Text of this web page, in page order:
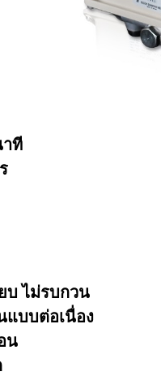
ที
บ ไม่รบกวน
แบบต่อเนื่อง
น